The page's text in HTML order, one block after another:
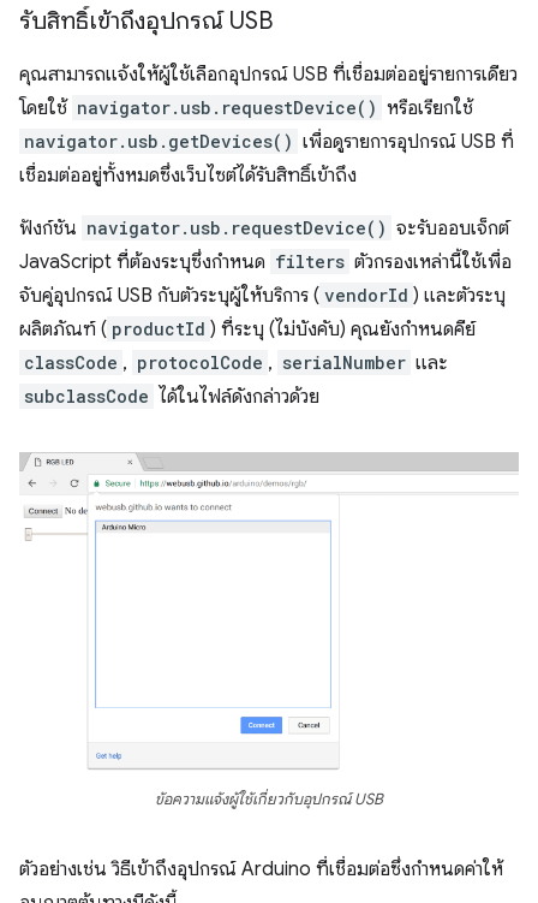
รับสิทธิ์เข้าถึงอุปกรณ์ USB
คุณสามารถแจ้งให้ผู้ใช้เลือกอุปกรณ์ USB ที่เชื่อมต่ออยู่รายการเดียว
โดยใช้ navigator.usb.requestDevice() หรือเรียกใช้
navigator.usb.getDevices() เพื่อดูรายการอุปกรณ์ USB ที่
เชื่อมต่ออยู่ทั้งหมดซึ่งเว็บไซต์ได้รับสิทธิ์เข้าถึง
ฟังก์ชัน navigator.usb.requestDevice() จะรับออบเจ็กต์
JavaScript ที่ต้องระบุซึ่งกำหนด filters ตัวกรองเหล่านี้ใช้เพื่อ
จับคู่อุปกรณ์ USB กับตัวระบุผู้ให้บริการ ( vendorId ) และตัวระบุ
ผลิตภัณฑ์ ( productId ) ที่ระบุ (ไม่บังคับ) คุณยังกําหนดคีย์
classCode , protocolCode , serialNumber และ
subclassCode ได้ในไฟล์ดังกล่าวด้วย
ข้อความแจ้งผู้ใช้เกี่ยวกับอุปกรณ์ USB
ตัวอย่างเช่น วิธีเข้าถึงอุปกรณ์ Arduino ที่เชื่อมต่อซึ่งกำหนดค่าให้